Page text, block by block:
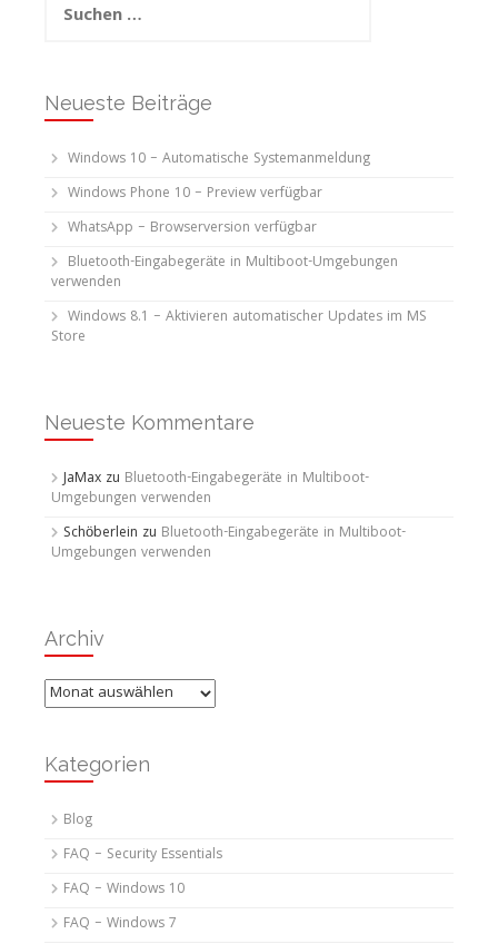
nach:
Neueste Beiträge
Windows 10 – Automatische Systemanmeldung
Windows Phone 10 – Preview verfügbar
WhatsApp – Browserversion verfügbar
Bluetooth-Eingabegeräte in Multiboot-Umgebungen
verwenden
Windows 8.1 – Aktivieren automatischer Updates im MS
Store
Neueste Kommentare
JaMax zu Bluetooth-Eingabegeräte in Multiboot-
Umgebungen verwenden
Schöberlein zu Bluetooth-Eingabegeräte in Multiboot-
Umgebungen verwenden
Archiv
Archiv
Kategorien
Blog
FAQ – Security Essentials
FAQ – Windows 10
FAQ – Windows 7